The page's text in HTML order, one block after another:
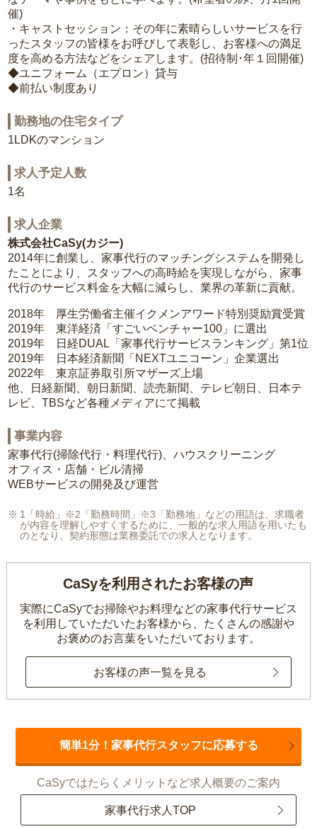
催)
・キャストセッション：その年に素晴らしいサービスを行
ったスタッフの皆様をお呼びして表彰し、お客様への満足
度を高める方法などをシェアします。(招待制･年１回開催)
◆ユニフォーム（エプロン）貸与
◆前払い制度あり
勤務地の住宅タイプ
1LDKのマンション
求人予定人数
1名
求人企業
株式会社CaSy(カジー)
2014年に創業し、家事代行のマッチングシステムを開発し
たことにより、スタッフへの高時給を実現しながら、家事
代行のサービス料金を大幅に減らし、業界の革新に貢献。
2018年 厚生労働省主催イクメンアワード特別奨励賞受賞
2019年 東洋経済「すごいベンチャー100」に選出
2019年 日経DUAL「家事代行サービスランキング」第1位
2019年 日本経済新聞「NEXTユニコーン」企業選出
2022年 東京証券取引所マザーズ上場
他、日経新聞、朝日新聞、読売新聞、テレビ朝日、日本テ
レビ、TBSなど各種メディアにて掲載
事業内容
家事代行(掃除代行・料理代行)、ハウスクリーニング
オフィス・店舗・ビル清掃
WEBサービスの開発及び運営
1「時給」※2「勤務時間」※3「勤務地」などの用語は、求職者
が内容を理解しやすくするために、一般的な求人用語を用いたも
のとなり、契約形態は業務委託での求人となります。
CaSyを利用されたお客様の声
実際にCaSyでお掃除やお料理などの家事代行サービス
を利用していただいたお客様から、 たくさんの感謝や
お褒めのお言葉をいただいております。
お客様の声一覧を見る
簡単1分！家事代行スタッフに応募する
CaSyではたらくメリットなど求人概要のご案内
家事代行求人TOP